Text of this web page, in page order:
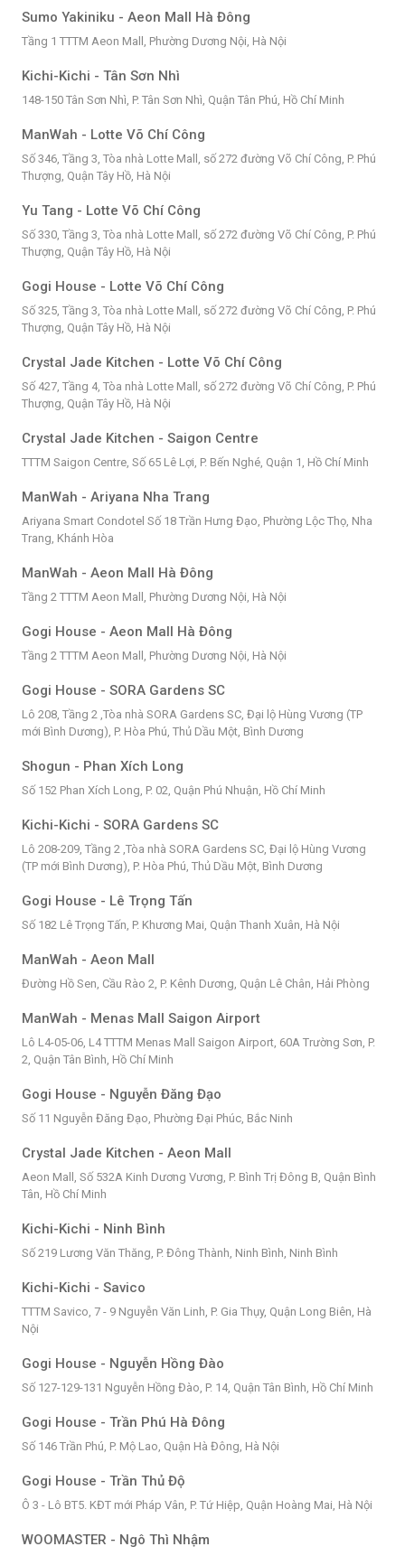
Sumo Yakiniku - Aeon Mall Hà Đông
Tầng 1 TTTM Aeon Mall, Phường Dương Nội, Hà Nội
Kichi-Kichi - Tân Sơn Nhì
148-150 Tân Sơn Nhì, P. Tân Sơn Nhì, Quận Tân Phú, Hồ Chí Minh
ManWah - Lotte Võ Chí Công
Số 346, Tầng 3, Tòa nhà Lotte Mall, số 272 đường Võ Chí Công, P. Phú
Thượng, Quận Tây Hồ, Hà Nội
Yu Tang - Lotte Võ Chí Công
Số 330, Tầng 3, Tòa nhà Lotte Mall, số 272 đường Võ Chí Công, P. Phú
Thượng, Quận Tây Hồ, Hà Nội
Gogi House - Lotte Võ Chí Công
Số 325, Tầng 3, Tòa nhà Lotte Mall, số 272 đường Võ Chí Công, P. Phú
Thượng, Quận Tây Hồ, Hà Nội
Crystal Jade Kitchen - Lotte Võ Chí Công
Số 427, Tầng 4, Tòa nhà Lotte Mall, số 272 đường Võ Chí Công, P. Phú
Thượng, Quận Tây Hồ, Hà Nội
Crystal Jade Kitchen - Saigon Centre
TTTM Saigon Centre, Số 65 Lê Lợi, P. Bến Nghé, Quận 1, Hồ Chí Minh
ManWah - Ariyana Nha Trang
Ariyana Smart Condotel Số 18 Trần Hưng Đạo, Phường Lộc Thọ, Nha
Trang, Khánh Hòa
ManWah - Aeon Mall Hà Đông
Tầng 2 TTTM Aeon Mall, Phường Dương Nội, Hà Nội
Gogi House - Aeon Mall Hà Đông
Tầng 2 TTTM Aeon Mall, Phường Dương Nội, Hà Nội
Gogi House - SORA Gardens SC
Lô 208, Tầng 2 ,Tòa nhà SORA Gardens SC, Đại lộ Hùng Vương (TP
mới Bình Dương), P. Hòa Phú, Thủ Dầu Một, Bình Dương
Shogun - Phan Xích Long
Số 152 Phan Xích Long, P. 02, Quận Phú Nhuận, Hồ Chí Minh
Kichi-Kichi - SORA Gardens SC
Lô 208-209, Tầng 2 ,Tòa nhà SORA Gardens SC, Đại lộ Hùng Vương
(TP mới Bình Dương), P. Hòa Phú, Thủ Dầu Một, Bình Dương
Gogi House - Lê Trọng Tấn
Số 182 Lê Trọng Tấn, P. Khương Mai, Quận Thanh Xuân, Hà Nội
ManWah - Aeon Mall
Đường Hồ Sen, Cầu Rào 2, P. Kênh Dương, Quận Lê Chân, Hải Phòng
ManWah - Menas Mall Saigon Airport
Lô L4-05-06, L4 TTTM Menas Mall Saigon Airport, 60A Trường Sơn, P.
2, Quận Tân Bình, Hồ Chí Minh
Gogi House - Nguyễn Đăng Đạo
Số 11 Nguyễn Đăng Đạo, Phường Đại Phúc, Bắc Ninh
Crystal Jade Kitchen - Aeon Mall
Aeon Mall, Số 532A Kinh Dương Vương, P. Bình Trị Đông B, Quận Bình
Tân, Hồ Chí Minh
Kichi-Kichi - Ninh Bình
Số 219 Lương Văn Thăng, P. Đông Thành, Ninh Bình, Ninh Bình
Kichi-Kichi - Savico
TTTM Savico, 7 - 9 Nguyễn Văn Linh, P. Gia Thụy, Quận Long Biên, Hà
Nội
Gogi House - Nguyễn Hồng Đào
Số 127-129-131 Nguyễn Hồng Đào, P. 14, Quận Tân Bình, Hồ Chí Minh
Gogi House - Trần Phú Hà Đông
Số 146 Trần Phú, P. Mộ Lao, Quận Hà Đông, Hà Nội
Gogi House - Trần Thủ Độ
Ô 3 - Lô BT5. KĐT mới Pháp Vân, P. Tứ Hiệp, Quận Hoàng Mai, Hà Nội
WOOMASTER - Ngô Thì Nhậm